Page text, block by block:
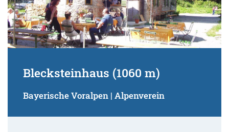
Blecksteinhaus (1060 m)
Bayerische Voralpen | Alpenverein